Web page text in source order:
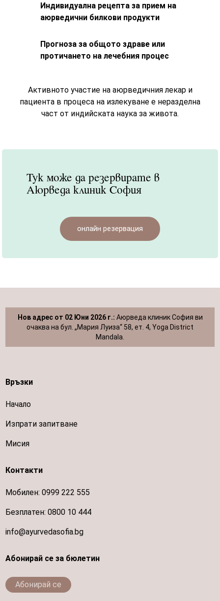
Индивидуална рецепта за прием на
аюрведични билкови продукти
Прогноза за общото здраве или
протичането на лечебния процес
Активното участие на аюрведичния лекар и
пациента в процеса на излекуване е неразделна
част от индийската наука за живота.
Тук може да резервирате в
Аюрведа клиник София
онлайн резервация
Нов адрес от 02 Юни 2026 г.: Аюрведа клиник София ви
очаква на бул. „Мария Луиза“ 58, ет. 4, Yoga District
Mandala.
Връзки
Начало
Изпрати запитване
Мисия
Контакти
Мобилен:0999 222 555
Безплатен:0800 10 444
info@ayurvedasofia.bg
Абонирай се за бюлетин
Абонирай се